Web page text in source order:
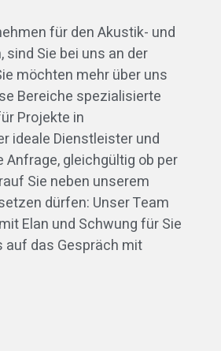
für den Akustik- und
sind Sie bei uns an der
möchten mehr über uns
Bereiche spezialisierte
Projekte in
ideale Dienstleister und
Anfrage, gleichgültig ob per
Sie neben unserem
dürfen: Unser Team
Elan und Schwung für Sie
auf das Gespräch mit